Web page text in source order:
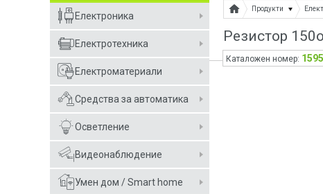
Електроника
Електротехника
Електроматериали
Средства за автоматика
Осветление
Видеонаблюдение
Умен дом / Smart home
Продукти
Резистор
Каталожен номер: